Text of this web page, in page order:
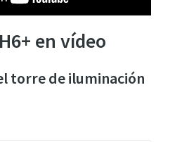
en vídeo
torre de iluminación